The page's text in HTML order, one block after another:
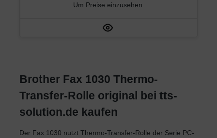
Um Preise einzusehen
Brother Fax 1030 Thermo-
Transfer-Rolle original bei tts-
solution.de kaufen
Der Fax 1030 nutzt Thermo-Transfer-Rolle der Serie PC-